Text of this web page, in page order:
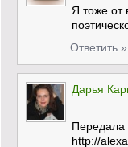
Я тоже от
Ответить »
Дарья
Передала
http://